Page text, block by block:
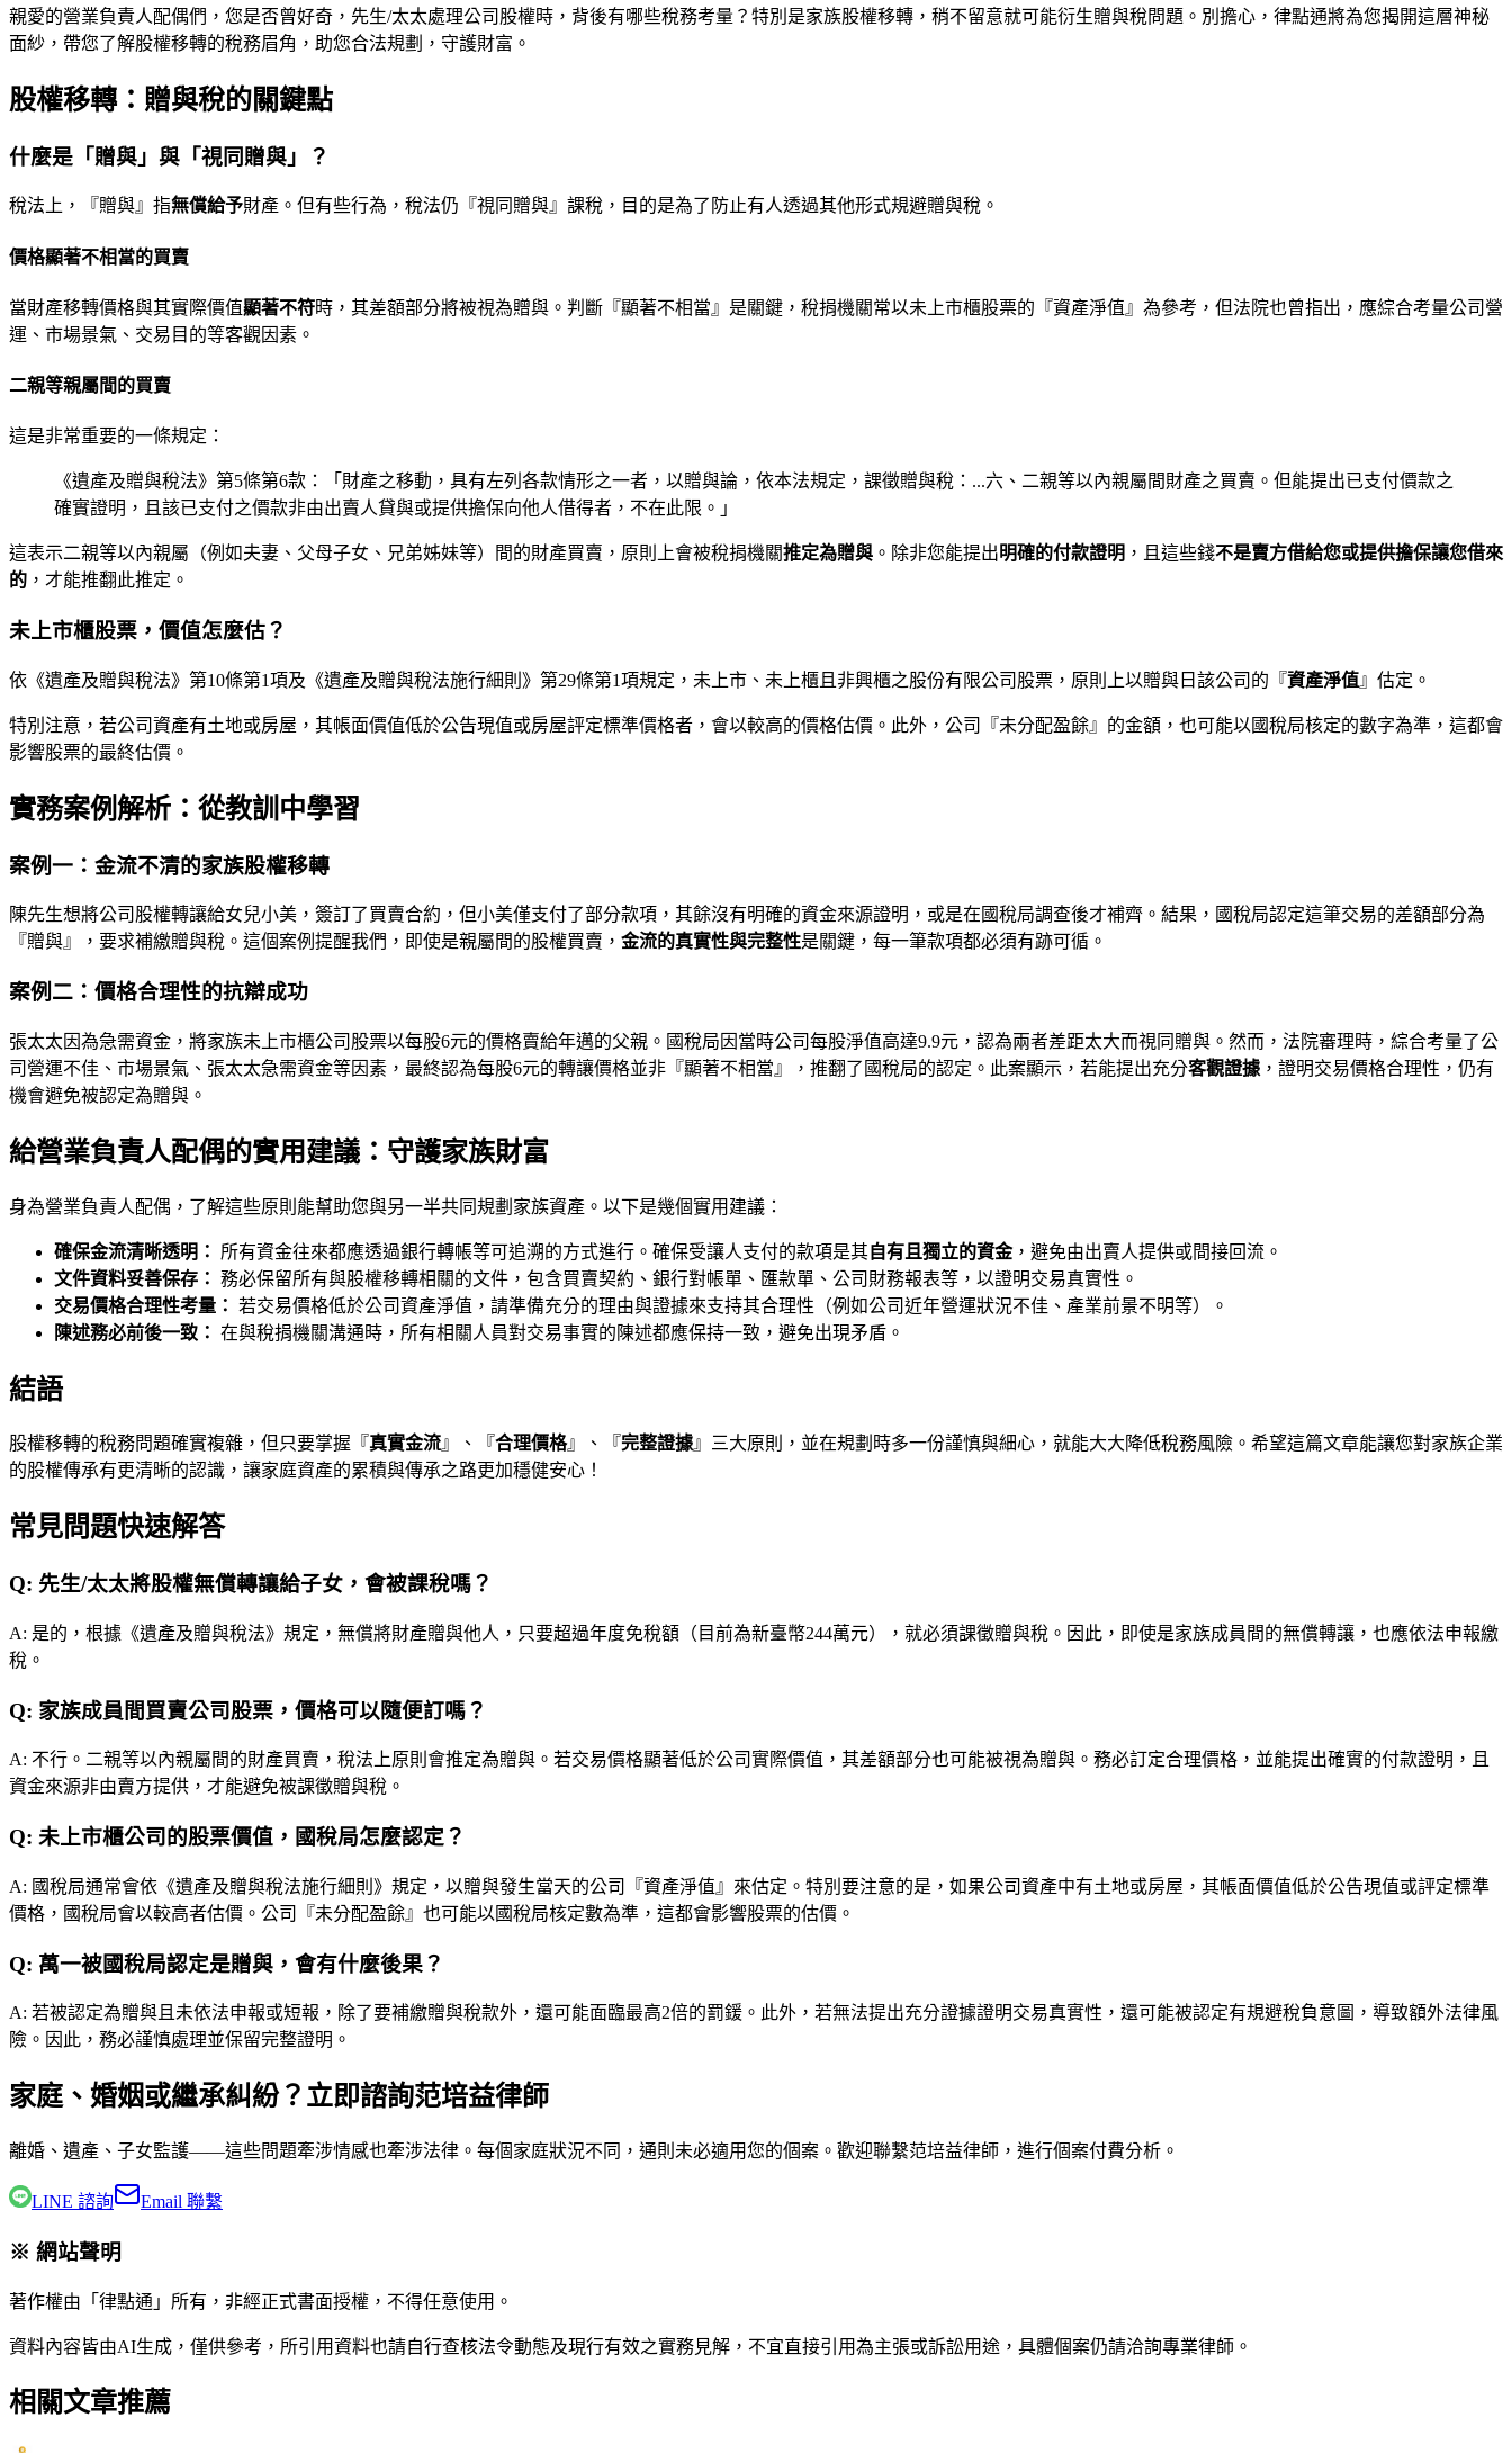
親愛的營業負責人配偶們，您是否曾好奇，先生/太太處理公司股權時，背後有哪些稅務考量？特別是家族股權移轉，稍不留意就可能衍生贈與稅問題。別擔心，律點通將為您揭開這層神秘
面紗，帶您了解股權移轉的稅務眉角，助您合法規劃，守護財富。
股權移轉：贈與稅的關鍵點
什麼是「贈與」與「視同贈與」？
稅法上，『贈與』指無償給予財產。但有些行為，稅法仍『視同贈與』課稅，目的是為了防止有人透過其他形式規避贈與稅。
價格顯著不相當的買賣
當財產移轉價格與其實際價值顯著不符時，其差額部分將被視為贈與。判斷『顯著不相當』是關鍵，稅捐機關常以未上市櫃股票的『資產淨值』為參考，但法院也曾指出，應綜合考量公司營
運、市場景氣、交易目的等客觀因素。
二親等親屬間的買賣
這是非常重要的一條規定：
《遺產及贈與稅法》第5條第6款：「財產之移動，具有左列各款情形之一者，以贈與論，依本法規定，課徵贈與稅：...六、二親等以內親屬間財產之買賣。但能提出已支付價款之
確實證明，且該已支付之價款非由出賣人貸與或提供擔保向他人借得者，不在此限。」
這表示二親等以內親屬（例如夫妻、父母子女、兄弟姊妹等）間的財產買賣，原則上會被稅捐機關推定為贈與 。除非您能提出明確的付款證明 ，且這些錢不是賣方借給您或提供擔保讓您借來
的 ，才能推翻此推定。
未上市櫃股票，價值怎麼估？
依《遺產及贈與稅法》第10條第1項及《遺產及贈與稅法施行細則》第29條第1項規定，未上市、未上櫃且非興櫃之股份有限公司股票，原則上以贈與日該公司的『資產淨值』估定。
特別注意，若公司資產有土地或房屋，其帳面價值低於公告現值或房屋評定標準價格者，會以較高的價格估價。此外，公司『未分配盈餘』的金額，也可能以國稅局核定的數字為準，這都會
影響股票的最終估價。
實務案例解析：從教訓中學習
案例一：金流不清的家族股權移轉
陳先生想將公司股權轉讓給女兒小美，簽訂了買賣合約，但小美僅支付了部分款項，其餘沒有明確的資金來源證明，或是在國稅局調查後才補齊。結果，國稅局認定這筆交易的差額部分為
『贈與』，要求補繳贈與稅。這個案例提醒我們，即使是親屬間的股權買賣， 金流的真實性與完整性是關鍵，每一筆款項都必須有跡可循。
案例二：價格合理性的抗辯成功
張太太因為急需資金，將家族未上市櫃公司股票以每股6元的價格賣給年邁的父親。國稅局因當時公司每股淨值高達9.9元，認為兩者差距太大而視同贈與。然而，法院審理時，綜合考量了公
司營運不佳、市場景氣、張太太急需資金等因素，最終認為每股6元的轉讓價格並非『顯著不相當』，推翻了國稅局的認定。此案顯示，若能提出充分客觀證據 ，證明交易價格合理性，仍有
機會避免被認定為贈與。
給營業負責人配偶的實用建議：守護家族財富
身為營業負責人配偶，了解這些原則能幫助您與另一半共同規劃家族資產。以下是幾個實用建議：
確保金流清晰透明： 所有資金往來都應透過銀行轉帳等可追溯的方式進行。確保受讓人支付的款項是其自有且獨立的資金，避免由出賣人提供或間接回流。
文件資料妥善保存： 務必保留所有與股權移轉相關的文件，包含買賣契約、銀行對帳單、匯款單、公司財務報表等，以證明交易真實性。
交易價格合理性考量： 若交易價格低於公司資產淨值，請準備充分的理由與證據來支持其合理性（例如公司近年營運狀況不佳、產業前景不明等）。
陳述務必前後一致： 在與稅捐機關溝通時，所有相關人員對交易事實的陳述都應保持一致，避免出現矛盾。
結語
股權移轉的稅務問題確實複雜，但只要掌握『真實金流』、『合理價格』、『完整證據』三大原則，並在規劃時多一份謹慎與細心，就能大大降低稅務風險。希望這篇文章能讓您對家族企業
的股權傳承有更清晰的認識，讓家庭資產的累積與傳承之路更加穩健安心！
常見問題快速解答
Q: 先生/太太將股權無償轉讓給子女，會被課稅嗎？
A: 是的，根據《遺產及贈與稅法》規定，無償將財產贈與他人，只要超過年度免稅額（目前為新臺幣244萬元），就必須課徵贈與稅。因此，即使是家族成員間的無償轉讓，也應依法申報繳
稅。
Q: 家族成員間買賣公司股票，價格可以隨便訂嗎？
A: 不行。二親等以內親屬間的財產買賣，稅法上原則會推定為贈與。若交易價格顯著低於公司實際價值，其差額部分也可能被視為贈與。務必訂定合理價格，並能提出確實的付款證明，且
資金來源非由賣方提供，才能避免被課徵贈與稅。
Q: 未上市櫃公司的股票價值，國稅局怎麼認定？
A: 國稅局通常會依《遺產及贈與稅法施行細則》規定，以贈與發生當天的公司『資產淨值』來估定。特別要注意的是，如果公司資產中有土地或房屋，其帳面價值低於公告現值或評定標準
價格，國稅局會以較高者估價。公司『未分配盈餘』也可能以國稅局核定數為準，這都會影響股票的估價。
Q: 萬一被國稅局認定是贈與，會有什麼後果？
A: 若被認定為贈與且未依法申報或短報，除了要補繳贈與稅款外，還可能面臨最高2倍的罰鍰。此外，若無法提出充分證據證明交易真實性，還可能被認定有規避稅負意圖，導致額外法律風
險。因此，務必謹慎處理並保留完整證明。
家庭、婚姻或繼承糾紛？立即諮詢范培益律師
離婚、遺產、子女監護——這些問題牽涉情感也牽涉法律。每個家庭狀況不同，通則未必適用您的個案。歡迎聯繫范培益律師 ，進行個案付費分析。
LINE 諮詢 Email 聯繫
※ 網站聲明
著作權由「律點通」所有，非經正式書面授權，不得任意使用。
資料內容皆由AI生成，僅供參考，所引用資料也請自行查核法令動態及現行有效之實務見解，不宜直接引用為主張或訴訟用途，具體個案仍請洽詢專業律師。
相關文章推薦